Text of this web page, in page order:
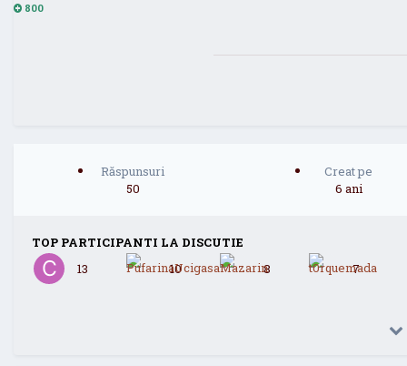
800
Răspunsuri
50
Creat pe
6 ani
TOP PARTICIPANTI LA DISCUTIE
13
10 8 7